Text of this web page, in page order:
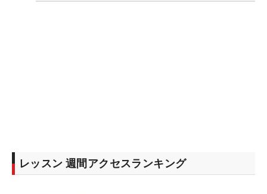
レッスン 週間アクセスランキング